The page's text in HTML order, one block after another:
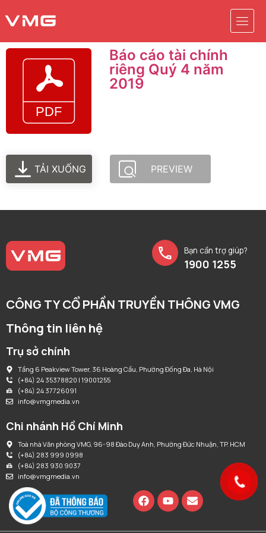
Báo cáo tài chính
riêng Quý 4 năm
2019
TẢI XUỐNG PREVIEW
Bạn cần trợ giúp?
1900 1255
CÔNG TY CỔ PHẦN TRUYỀN THÔNG VMG
Thông tin liên hệ
Trụ sở chính
Tầng 6 Peakview Tower, 36 Hoàng Cầu, Phường Đống Đa, Hà Nội
(+84) 24 35378820 | 19001255
(+84) 24 37726091
info@vmgmedia.vn
Chi nhánh Hồ Chí Minh
Toà nhà Văn phòng VMG, 96-98 Đào Duy Anh, Phường Đức Nhuận, TP. HCM
(+84) 283 999 0998
(+84) 283 930 9037
info@vmgmedia.vn